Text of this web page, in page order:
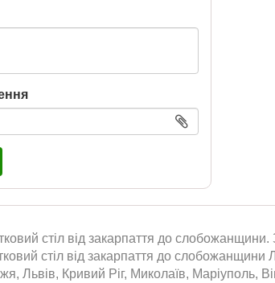
стіл від закарпаття до
стіл від закарпаття до
Львів, Кривий Ріг, Миколаїв, Маріуполь,